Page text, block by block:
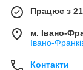
Працює з
м. Івано-
Івано-
Контакти